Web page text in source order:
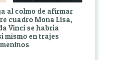
al colmo de afirmar
cuadro Mona Lisa,
Vinci se habría
mismo en trajes